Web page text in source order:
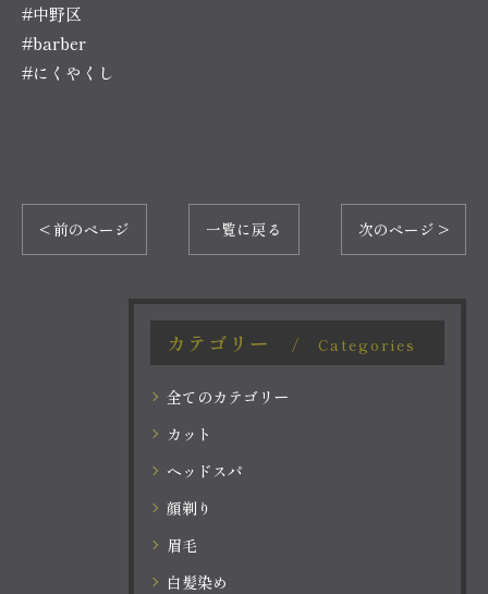
#中野区
#barber
#にくやくし
< 前のページ 一覧に戻る 次のページ >
カテゴリー Categories
全てのカテゴリー
カット
ヘッドスパ
顔剃り
眉毛
白髪染め